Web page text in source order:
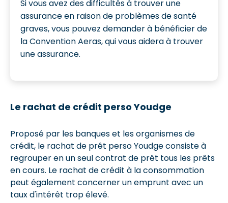
Si vous avez des difficultés à trouver une
assurance en raison de problèmes de santé
graves, vous pouvez demander à bénéficier de
la Convention Aeras, qui vous aidera à trouver
une assurance.
Le rachat de crédit perso Youdge
Proposé par les banques et les organismes de
crédit, le rachat de prêt perso Youdge consiste à
regrouper en un seul contrat de prêt tous les prêts
en cours. Le rachat de crédit à la consommation
peut également concerner un emprunt avec un
taux d'intérêt trop élevé.